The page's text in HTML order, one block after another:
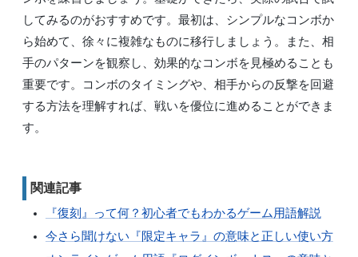
してみるのがおすすめです。最初は、シンプルなコンボか
ら始めて、徐々に複雑なものに移行しましょう。また、相
手のパターンを観察し、効果的なコンボを見極めることも
重要です。コンボのタイミングや、相手からの反撃を回避
する方法を理解すれば、戦いを優位に進めることができま
す。
関連記事
『復刻』って何？初心者でもわかるゲーム用語解説
今さら聞けない『限定キャラ』の意味と正しい使い方